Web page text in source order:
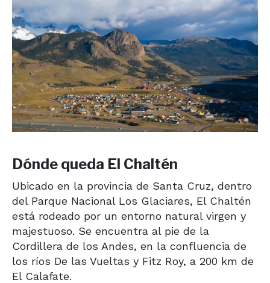
Dónde queda El Chaltén
Ubicado en la provincia de Santa Cruz, dentro
del Parque Nacional Los Glaciares, El Chaltén
está rodeado por un entorno natural virgen y
majestuoso. Se encuentra al pie de la
Cordillera de los Andes, en la confluencia de
los ríos De las Vueltas y Fitz Roy, a 200 km de
El Calafate.